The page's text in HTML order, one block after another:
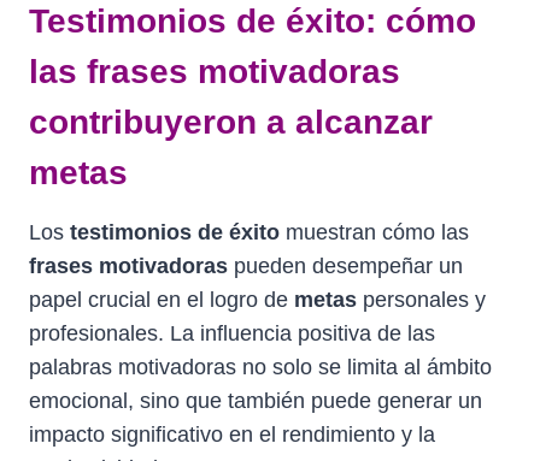
Testimonios de éxito: cómo
las frases motivadoras
contribuyeron a alcanzar
metas
Los testimonios de éxito muestran cómo las
frases motivadoras pueden desempeñar un
papel crucial en el logro de metas personales y
profesionales. La influencia positiva de las
palabras motivadoras no solo se limita al ámbito
emocional, sino que también puede generar un
impacto significativo en el rendimiento y la